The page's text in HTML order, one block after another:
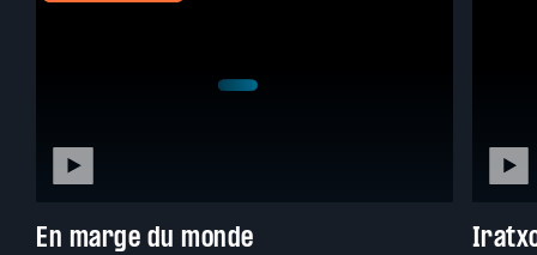
En marge du monde